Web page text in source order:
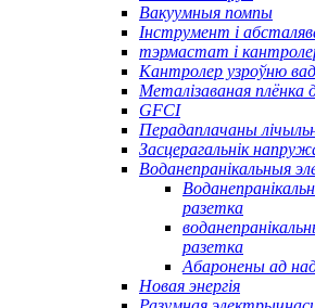
Вакуумныя помпы
Інструмент і
тэрмастат і
Кантролер узроўню
Металізаваная плёнка
GFCI
Перадаплачаны
Засцерагальнік
Воданепранікальныя
разетка
разетка
Абаронены ад
Новая энергія